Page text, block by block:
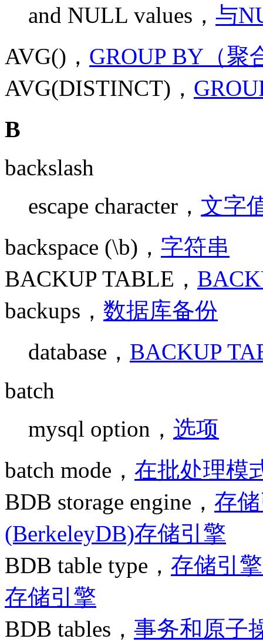
and NULL values， 与
AVG()， GROUP BY（聚
AVG(DISTINCT)，
B
backslash
escape character， 文字
backspace (\b)， 字符串
BACKUP TABLE，
backups， 数据库备份
database， BACKUP
batch
mysql option， 选项
batch mode， 在批处理模
BDB storage engine， 存
(BerkeleyDB)存储引擎
BDB table type， 存储引
存储引擎
BDB tables， 事务和原子